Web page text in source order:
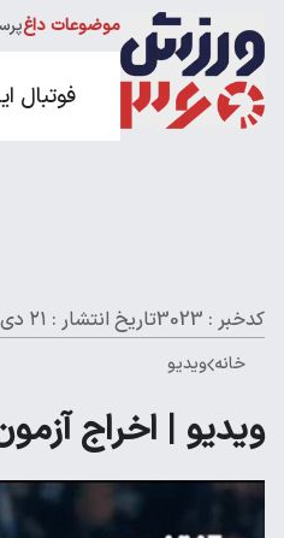
موضوعات داغ
فوتبال
کدخبر : 3023 تاریخ انتشار : ۲۱ دی ۱۴۰۲ - ۰۸:۴۷
خانه ویدیو
ویدیو | اخراج